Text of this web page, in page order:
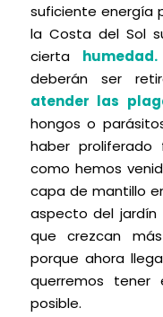
suficiente energía
la Costa del Sol
cierta humedad.
deberán ser
atender las
hongos o
haber proliferado
como hemos
capa de mantillo
aspecto del
que crezcan
porque ahora
querremos tener
posible.